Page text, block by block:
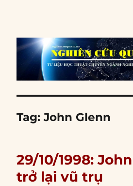
Tag:John Glenn
29/10/1998:
trở lại vũ trụ